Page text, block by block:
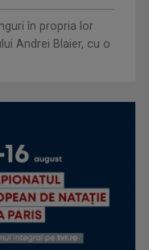
era mereu
în propria lor
Andrei Blaier, cu o